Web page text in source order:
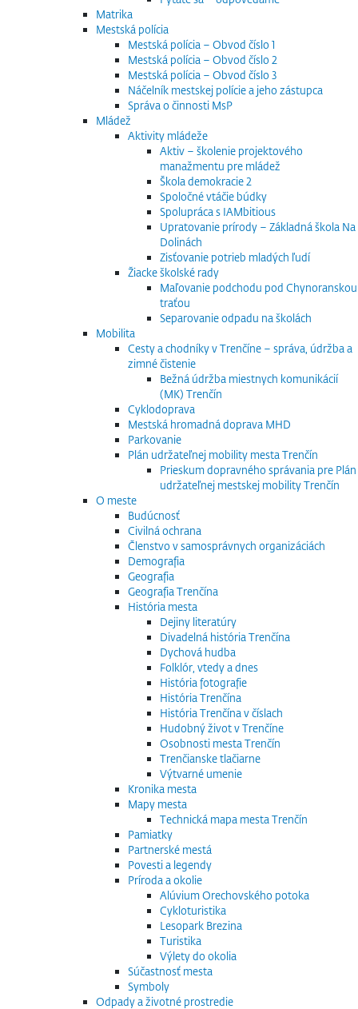
Matrika
Mestská polícia
Mestská polícia – Obvod číslo 1
Mestská polícia – Obvod číslo 2
Mestská polícia – Obvod číslo 3
Náčelník mestskej polície a jeho zástupca
Správa o činnosti MsP
Mládež
Aktivity mládeže
Aktiv – školenie projektového
manažmentu pre mládež
Škola demokracie 2
Spoločné vtáčie búdky
Spolupráca s IAMbitious
Upratovanie prírody – Základná škola Na
Dolinách
Zisťovanie potrieb mladých ľudí
Žiacke školské rady
Maľovanie podchodu pod Chynoranskou
traťou
Separovanie odpadu na školách
Mobilita
Cesty a chodníky v Trenčíne – správa, údržba a
zimné čistenie
Bežná údržba miestnych komunikácií
(MK) Trenčín
Cyklodoprava
Mestská hromadná doprava MHD
Parkovanie
Plán udržateľnej mobility mesta Trenčín
Prieskum dopravného správania pre Plán
udržateľnej mestskej mobility Trenčín
O meste
Budúcnosť
Civilná ochrana
Členstvo v samosprávnych organizáciách
Demografia
Geografia
Geografia Trenčína
História mesta
Dejiny literatúry
Divadelná história Trenčína
Dychová hudba
Folklór, vtedy a dnes
História fotografie
História Trenčína
História Trenčína v číslach
Hudobný život v Trenčíne
Osobnosti mesta Trenčín
Trenčianske tlačiarne
Výtvarné umenie
Kronika mesta
Mapy mesta
Technická mapa mesta Trenčín
Pamiatky
Partnerské mestá
Povesti a legendy
Príroda a okolie
Alúvium Orechovského potoka
Cykloturistika
Lesopark Brezina
Turistika
Výlety do okolia
Súčastnosť mesta
Symboly
Odpady a životné prostredie